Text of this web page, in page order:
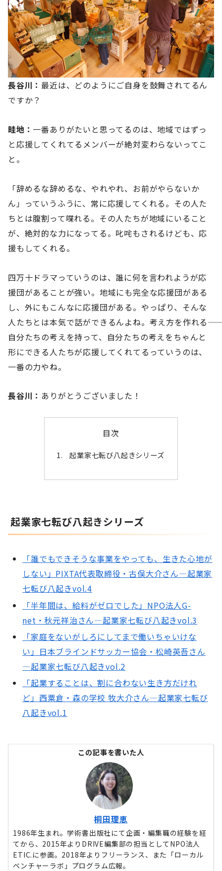
長谷川：最近は、どのようにご自身を鼓舞されてるん
ですか？
畦地： 一番ありがたいと思ってるのは、地域ではずっ
と応援してくれてるメンバーが絶対変わらないってこ
と。
「辞めるな辞めるな、やれやれ、お前がやらないか
ん」っていうふうに、常に応援してくれる。その人た
ちとは腹割って喋れる。その人たちが地域にいること
が、絶対的な力になってる。叱咤もされるけども、応
援もしてくれる。
四万十ドラマっていうのは、誰に何を言われようが応
援団があることが強い。地域にも完全な応援団がある
し、外にもこんなに応援団がある。やっぱり、そんな
人たちとは本気で話ができるんよね。考え方を作れる――
自分たちの考えを持って、自分たちの考えをちゃんと
形にできる人たちが応援してくれてるっていうのは、
一番の力やね。
長谷川： ありがとうございました！
目次
起業家七転び八起きシリーズ
起業家七転び八起きシリーズ
「誰でもできそうな事業をやっても、生きた心地が
しない」PIXTA代表取締役・古俣大介さん―起業家
七転び八起きvol.4
「半年間は、給料がゼロでした」NPO法人G-
net・秋元祥治さん―起業家七転び八起きvol.3
「家庭をないがしろにしてまで働いちゃいけな
い」日本ブラインドサッカー協会・松崎英吾さん
―起業家七転び八起きvol.2
「起業することは、割に合わない生き方だけれ
ど」西粟倉・森の学校 牧大介さん―起業家七転び
八起きvol.1
この記事を書いた人
桐田理恵
1986年生まれ。学術書出版社にて企画・編集職の経験を経
てから、2015年よりDRIVE編集部の担当としてNPO法人
ETIC.に参画。2018年よりフリーランス、また「ローカル
ベンチャーラボ」プログラム広報。